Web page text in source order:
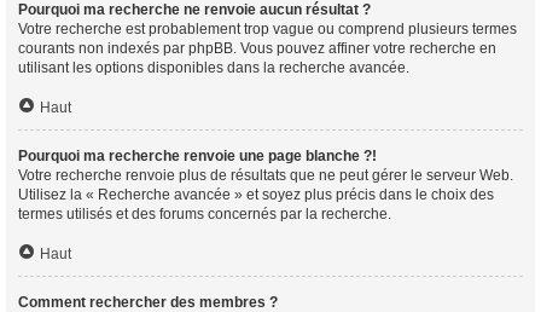
Pourquoi ma recherche ne renvoie aucun résultat ?
Votre recherche est probablement trop vague ou comprend plusieurs termes
courants non indexés par phpBB. Vous pouvez affiner votre recherche en
utilisant les options disponibles dans la recherche avancée.
Haut
Pourquoi ma recherche renvoie une page blanche ?!
Votre recherche renvoie plus de résultats que ne peut gérer le serveur Web.
Utilisez la « Recherche avancée » et soyez plus précis dans le choix des
termes utilisés et des forums concernés par la recherche.
Haut
Comment rechercher des membres ?